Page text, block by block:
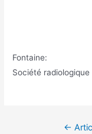
Fontaine:
Société radiologique
Navigation←